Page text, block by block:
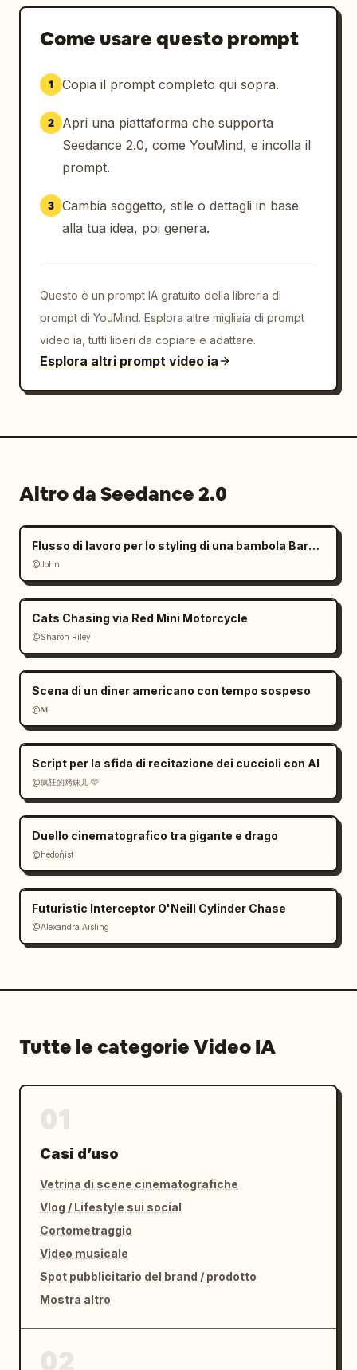
Come usare questo prompt
1 Copia il prompt completo qui sopra.
2
Apri una piattaforma che supporta
Seedance 2.0, come YouMind, e incolla il
prompt.
3 Cambia soggetto, stile o dettagli in base
alla tua idea, poi genera.
Questo è un prompt IA gratuito della libreria di
prompt di YouMind. Esplora altre migliaia di prompt
video ia, tutti liberi da copiare e adattare.
Esplora altri prompt video ia
Altro da Seedance 2.0
Flusso di lavoro per lo styling di una bambola Barbie con mani giganti
@John
Cats Chasing via Red Mini Motorcycle
@Sharon Riley
Scena di un diner americano con tempo sospeso
@𝐌
Script per la sfida di recitazione dei cuccioli con AI
@疯狂的烤妹儿 🩵
Duello cinematografico tra gigante e drago
@hedoήist
Futuristic Interceptor O'Neill Cylinder Chase
@Alexandra Aisling
Tutte le categorie Video IA
Casi d’uso
Vetrina di scene cinematografiche
Vlog / Lifestyle sui social
Cortometraggio
Video musicale
Spot pubblicitario del brand / prodotto
Mostra altro